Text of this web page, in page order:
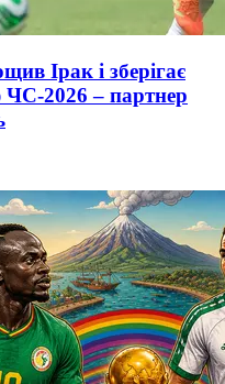
Ірак і зберігає
2026 – партнер